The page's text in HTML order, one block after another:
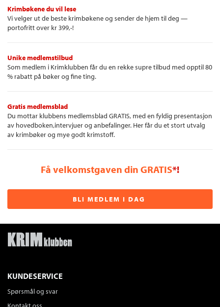
Krimbøkene du vil lese
Vi velger ut de beste krimbøkene og sender de hjem til deg —
portofritt over kr 399,-!
Unike medlemstilbud
Som medlem i Krimklubben får du en rekke supre tilbud med opptil 80
% rabatt på bøker og fine ting.
Gratis medlemsblad
Du mottar klubbens medlemsblad GRATIS, med en fyldig presentasjon
av hovedboken,intervjuer og anbefalinger. Her får du et stort utvalg
av krimbøker og mye godt krimstoff.
Få velkomstgaven din GRATIS*!
BLI MEDLEM I DAG
KUNDESERVICE
Spørsmål og svar